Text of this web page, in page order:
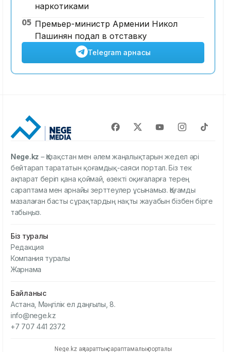
наркотиками
05 Премьер-министр Армении Никол
Пашинян подал в отставку
Telegram арнасы
Nege.kz – Қазақстан мен әлем жаңалықтарын жедел әрі
бейтарап тарататын қоғамдық-саяси портал. Біз тек
ақпарат беріп қана қоймай, өзекті оқиғаларға терең
сараптама мен арнайы зерттеулер ұсынамыз. Қоғамды
мазалаған басты сұрақтардың нақты жауабын бізбен бірге
табыңыз.
Біз туралы
Редакция
Компания туралы
Жарнама
Байланыс
Астана, Мәңгілік ел даңғылы, 8.
info@nege.kz
+7 707 441 2372
Nege.kz ақпараттық-сараптамалық порталы